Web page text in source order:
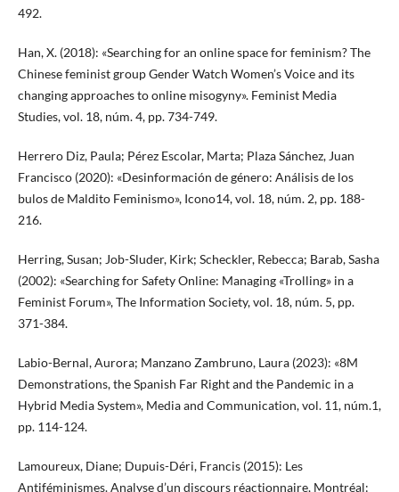
492.
Han, X. (2018): «Searching for an online space for feminism? The
Chinese feminist group Gender Watch Women’s Voice and its
changing approaches to online misogyny». Feminist Media
Studies, vol. 18, núm. 4, pp. 734-749.
Herrero Diz, Paula; Pérez Escolar, Marta; Plaza Sánchez, Juan
Francisco (2020): «Desinformación de género: Análisis de los
bulos de Maldito Feminismo», Icono14, vol. 18, núm. 2, pp. 188-
216.
Herring, Susan; Job-Sluder, Kirk; Scheckler, Rebecca; Barab, Sasha
(2002): «Searching for Safety Online: Managing «Trolling» in a
Feminist Forum», The Information Society, vol. 18, núm. 5, pp.
371-384.
Labio-Bernal, Aurora; Manzano Zambruno, Laura (2023): «8M
Demonstrations, the Spanish Far Right and the Pandemic in a
Hybrid Media System», Media and Communication, vol. 11, núm.1,
pp. 114-124.
Lamoureux, Diane; Dupuis-Déri, Francis (2015): Les
Antiféminismes. Analyse d’un discours réactionnaire, Montréal: